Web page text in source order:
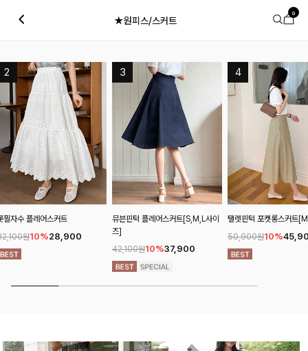
★원피스/스커트
0
뮤븐핀턱 플레어스커트[S,M,L사이
즈]
42,100원
탤렛핀턱 포켓롱스커트[M,L사이즈] 텐즈니슬릿 H라인
사이즈]
34,400원